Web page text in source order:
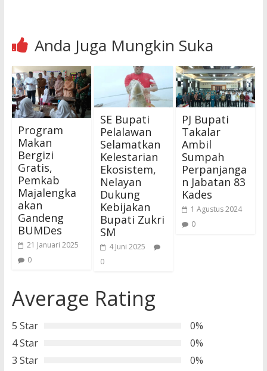
Anda Juga Mungkin Suka
Program
Makan
Bergizi
Gratis,
Pemkab
Majalengka
akan
Gandeng
BUMDes
21 Januari 2025
0
SE Bupati
Pelalawan
Selamatkan
Kelestarian
Ekosistem,
Nelayan
Dukung
Kebijakan
Bupati Zukri
SM
4 Juni 2025
0
PJ Bupati
Takalar
Ambil
Sumpah
Perpanjanga
n Jabatan 83
Kades
1 Agustus 2024
0
Average Rating
5 Star
0%
4 Star
0%
3 Star
0%